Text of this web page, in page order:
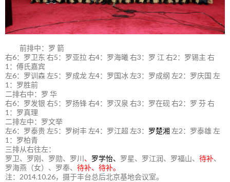
前排中：罗 箭
右6：罗卫东 右5：罗亚拉 右4：罗海曦 右3：罗 江 右2：罗锡主 右
1：傅氏嘉宾
左6：罗训森 左5：罗成龙 左4：罗国冰 左3：罗成纲 左2：罗庆国 左
1：罗胜前
二排右中：罗 华
右6：罗发银 右5：罗扬锋 右4：罗汉泉 右3：罗在砚 右2：罗 芬 右
1：罗真理
二排左中：罗文举
左6：罗泰贵 左5：罗树丰 左4：罗江超 左3： 罗楚湘 左2：罗泰雄 左
1：罗柏青
三排从右往左：
罗卫、罗刚、罗勋、罗川 、 罗学怡、 罗星、罗江润、罗福山、 待补、
罗海燕（女）、罗奉、 待补、待补。
注：2014.10.26，摄于丰台总后北京基地会议室。